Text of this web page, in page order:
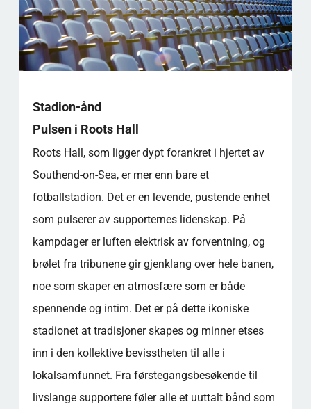
Stadion-ånd
Pulsen i Roots Hall
Roots Hall, som ligger dypt forankret i hjertet av
Southend-on-Sea, er mer enn bare et
fotballstadion. Det er en levende, pustende enhet
som pulserer av supporternes lidenskap. På
kampdager er luften elektrisk av forventning, og
brølet fra tribunene gir gjenklang over hele banen,
noe som skaper en atmosfære som er både
spennende og intim. Det er på dette ikoniske
stadionet at tradisjoner skapes og minner etses
inn i den kollektive bevisstheten til alle i
lokalsamfunnet. Fra førstegangsbesøkende til
livslange supportere føler alle et uuttalt bånd som